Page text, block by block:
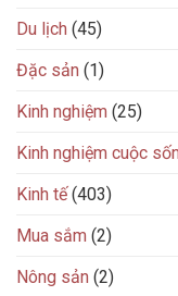
Du lịch (45)
Đặc sản (1)
Kinh nghiệm (25)
Kinh nghiệm cuộc
Kinh tế(403)
Mua sắm (2)
Nông sản (2)